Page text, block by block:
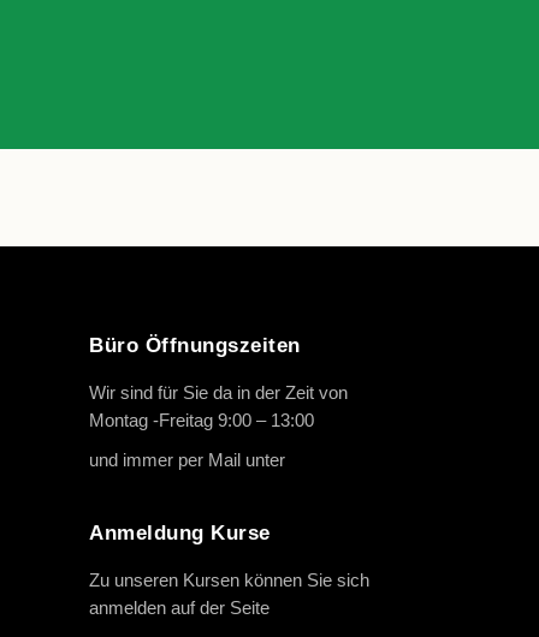
Büro Öffnungszeiten
Wir sind für Sie da in der Zeit von
Montag -Freitag 9:00 – 13:00
und immer per Mail unter
Anmeldung Kurse
Zu unseren Kursen können Sie sich
anmelden auf der Seite